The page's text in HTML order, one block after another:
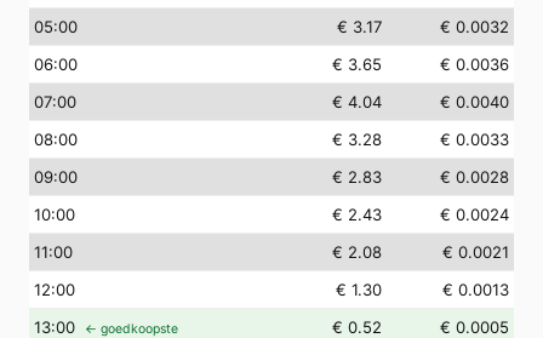
05:00 € 3.17
€ 0.0032
06:00 € 3.65
€ 0.0036
07:00 € 4.04
€ 0.0040
08:00 € 3.28
€ 0.0033
09:00 € 2.83
€ 0.0028
10:00 € 2.43
€ 0.0024
11:00 € 2.08
€ 0.0021
12:00 € 1.30
€ 0.0013
13:00 ← goedkoopste € 0.52
€ 0.0005